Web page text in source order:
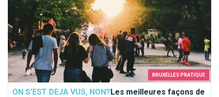
BRUXELLES PRATIQUE
ON S'EST DEJA VUS, NON?Les meilleures façons de